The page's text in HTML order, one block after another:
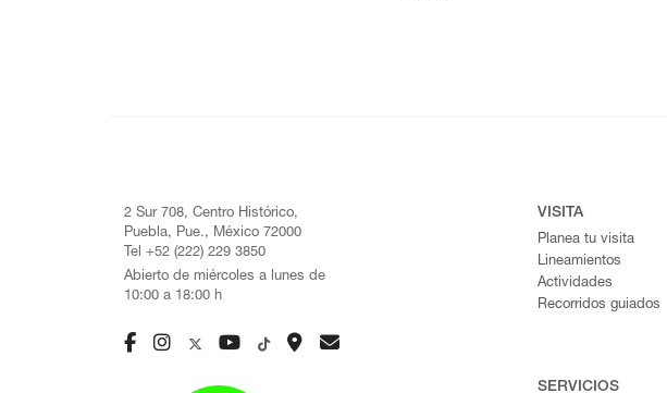
2 Sur 708, Centro Histórico,
Puebla, Pue., México 72000
Tel +52 (222) 229 3850
Abierto de miércoles a lunes de
10:00 a 18:00 h
VISITA
Planea tu visita
Lineamientos
Actividades
Recorridos guiados
SERVICIOS